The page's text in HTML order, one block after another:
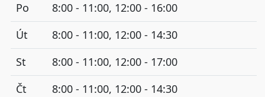
Po
8:00 - 11:00, 12:00 - 16:00
Út
8:00 - 11:00, 12:00 - 14:30
St
8:00 - 11:00, 12:00 - 17:00
Čt
8:00 - 11:00, 12:00 - 14:30